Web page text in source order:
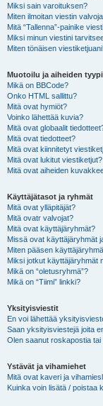
Miksi sain varoituksen?
Miten ilmoitan viestin
Mitä “Tallenna”-painike
Miksi minun viestini
Miten tönäisen
Muotoilu ja aiheiden
Mikä on BBCode?
Onko HTML sallittu?
Mitä ovat hymiöt?
Voinko lähettää kuvia?
Mitä ovat globaalit
Mitä ovat tiedotteet?
Mitä ovat kiinnitetyt
Mitä ovat lukitut viestiketjut?
Mitä ovat aiheiden
Käyttäjätasot ja ryhmät
Mitä ovat ylläpitäjät?
Mitä ovatr valvojat?
Mitä ovat käyttäjäryhmät?
Missä ovat käyttäjäryhmät
Miten pääsen
Miksi jotkut käyttäjäryhmät
Mikä on “oletusryhmä”?
Mikä on “Tiimi” linkki?
Yksityisviestit
En voi lähettää
Saan yksityisviestejä joita
Olen saanut roskapostia
Ystävät ja vihamiehet
Mitä ovat kaveri ja
Kuinka voin lisätä / poistaa